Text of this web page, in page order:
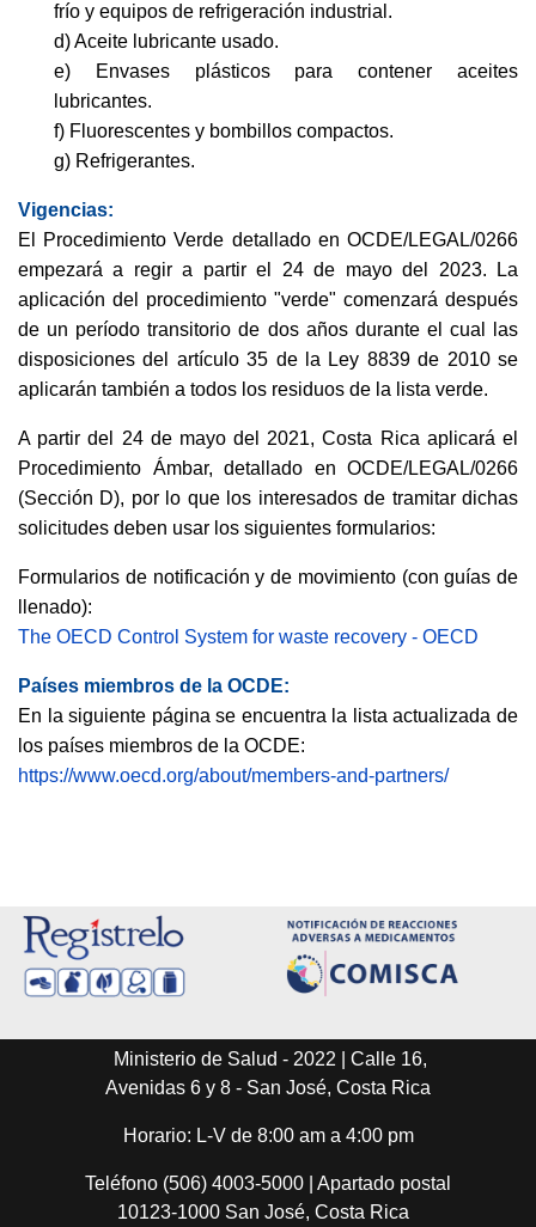
frío y equipos de refrigeración industrial.
d) Aceite lubricante usado.
e) Envases plásticos para contener aceites
lubricantes.
f) Fluorescentes y bombillos compactos.
g) Refrigerantes.
Vigencias:
El Procedimiento Verde detallado en OCDE/LEGAL/0266
empezará a regir a partir el 24 de mayo del 2023. La
aplicación del procedimiento "verde" comenzará después
de un período transitorio de dos años durante el cual las
disposiciones del artículo 35 de la Ley 8839 de 2010 se
aplicarán también a todos los residuos de la lista verde.
A partir del 24 de mayo del 2021, Costa Rica aplicará el
Procedimiento Ámbar, detallado en OCDE/LEGAL/0266
(Sección D), por lo que los interesados de tramitar dichas
solicitudes deben usar los siguientes formularios:
Formularios de notificación y de movimiento (con guías de
llenado):
The OECD Control System for waste recovery - OECD
Países miembros de la OCDE:
En la siguiente página se encuentra la lista actualizada de
los países miembros de la OCDE:
https://www.oecd.org/about/members-and-partners/
Ministerio de Salud - 2022 | Calle 16,
Avenidas 6 y 8 - San José, Costa Rica
Horario: L-V de 8:00 am a 4:00 pm
Teléfono (506) 4003-5000 | Apartado postal
10123-1000 San José, Costa Rica